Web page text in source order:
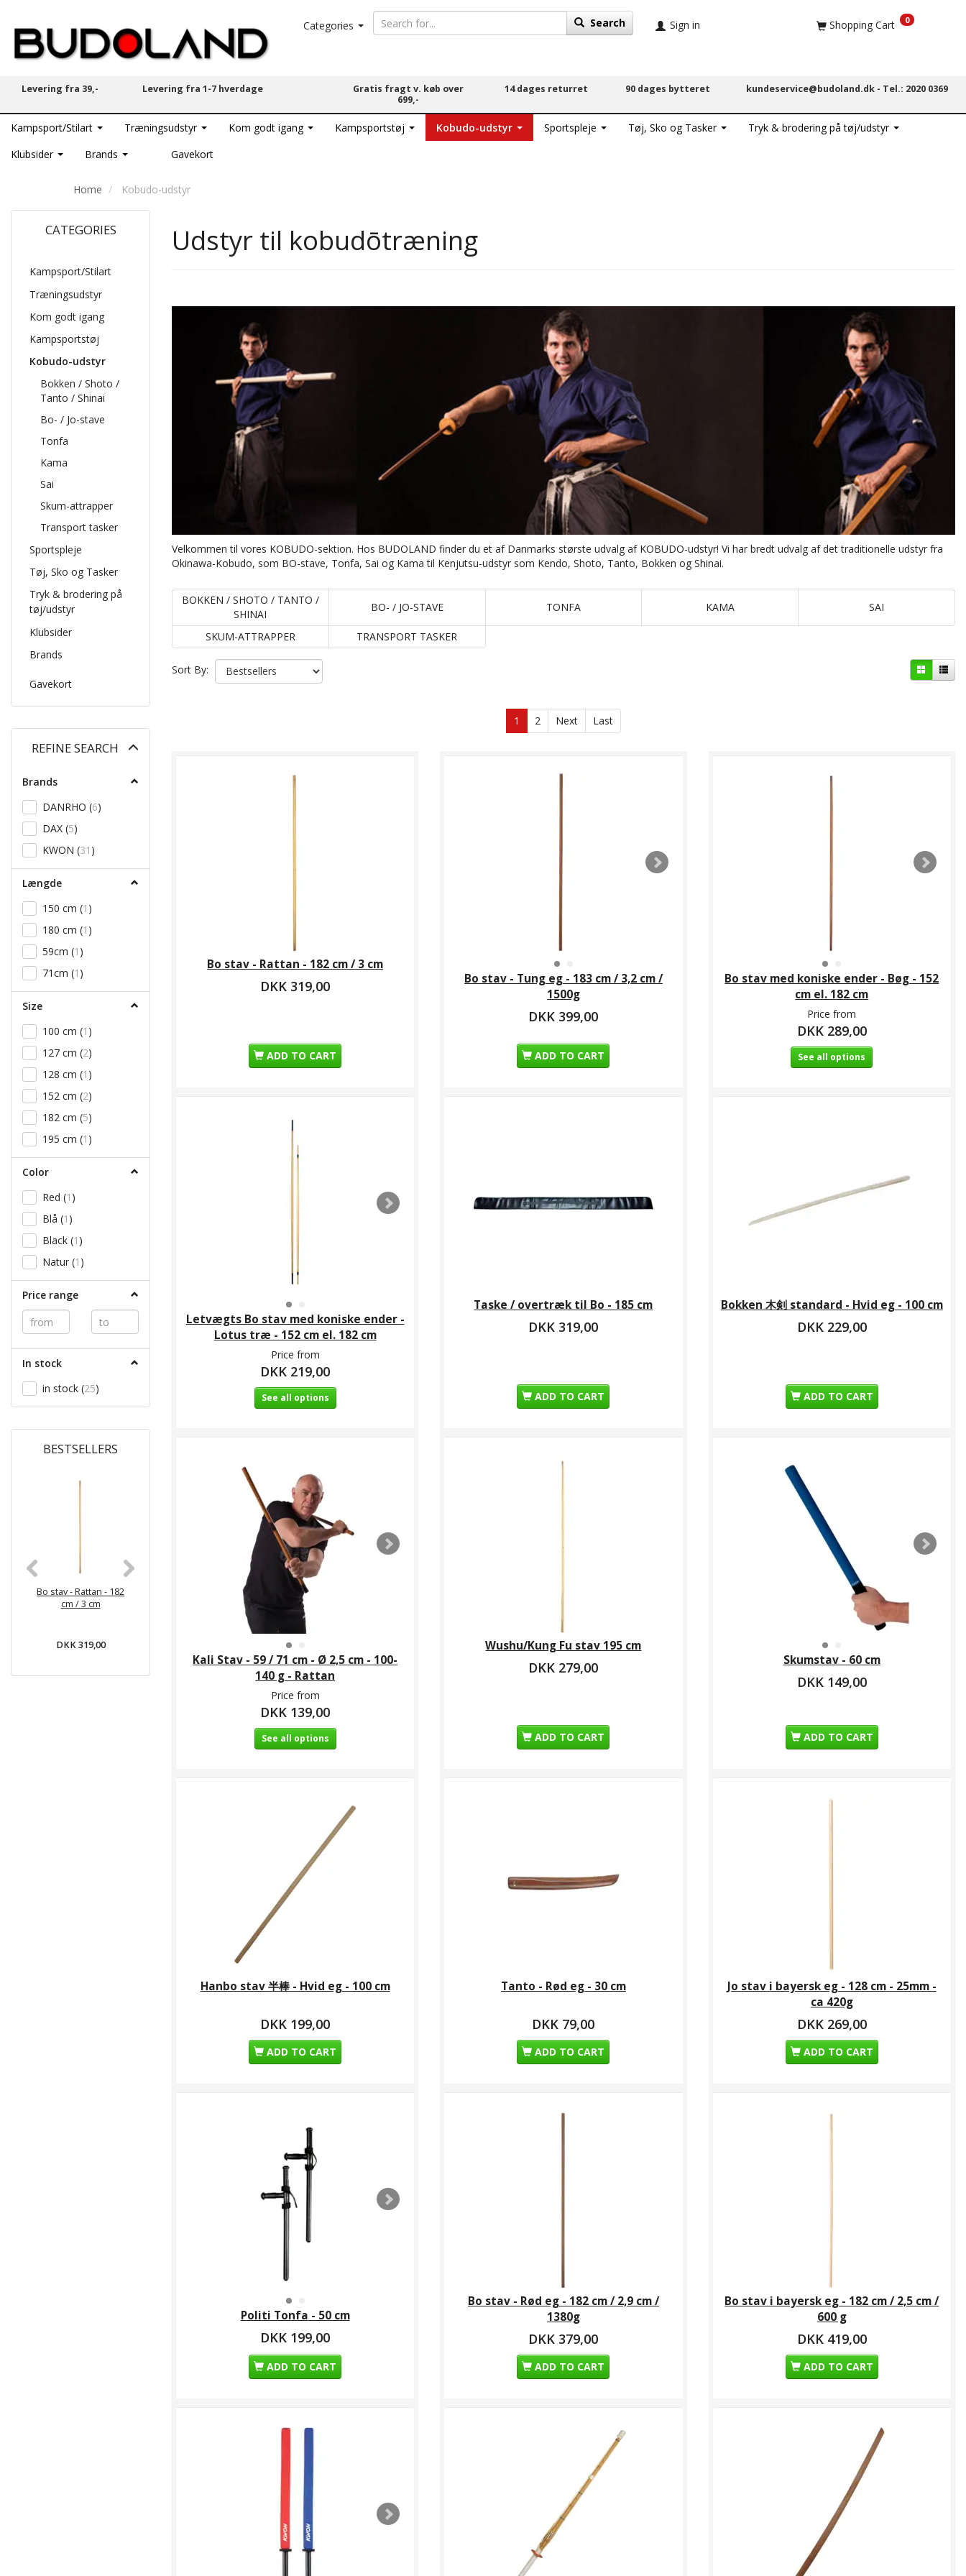
Categories Search Sign in Shopping Cart 0
Levering fra 39,- Levering fra 1-7 hverdage
Gratis fragt v. køb over
699,-
14 dages returret 90 dages bytteret kundeservice@budoland.dk - Tel.: 2020 0369
Kampsport/Stilart Træningsudstyr Kom godt igang Kampsportstøj Kobudo-udstyr Sportspleje Tøj, Sko og Tasker
Tryk & brodering på tøj/udstyr
Klubsider
Brands Gavekort
Home Kobudo-udstyr
CATEGORIES
Kampsport/Stilart
Træningsudstyr
Kom godt igang
Kampsportstøj
Kobudo-udstyr
Bokken / Shoto /
Tanto / Shinai
Bo- / Jo-stave
Tonfa
Kama
Sai
Skum-attrapper
Transport tasker
Sportspleje
Tøj, Sko og Tasker
Tryk & brodering på
tøj/udstyr
Klubsider
Brands
Gavekort
REFINE SEARCH
Brands
DANRHO (6)
DAX (5)
KWON (31 )
Længde
150 cm (1 )
180 cm (1 )
59cm (1 )
71cm (1 )
Size
100 cm (1 )
127 cm (2)
128 cm (1 )
152 cm (2)
182 cm (5)
195 cm (1 )
Color
Red (1 )
Blå (1 )
Black (1 )
Natur (1 )
Price range
In stock
in stock (25)
BESTSELLERS
Bo stav - Rattan - 182
cm / 3 cm
DKK 319,00
Bo stav - Tung eg - 183
Bo stav med koniske
ender - Bøg - 152 cm
el. 182 cm
DKK 289,00 DKK 319,00 DKK 229,00
Udstyr til kobudōtræning
Velkommen til vores KOBUDO-sektion. Hos BUDOLAND finder du et af Danmarks største udvalg af KOBUDO-udstyr! Vi har bredt udvalg af det traditionelle udstyr fra
Okinawa-Kobudo, som BO-stave, Tonfa, Sai og Kama til Kenjutsu-udstyr som Kendo, Shoto, Tanto, Bokken og Shinai.
BOKKEN / SHOTO / TANTO /
SHINAI
BO- / JO-STAVE TONFA KAMA SAI
SKUM-ATTRAPPER TRANSPORT TASKER
Sort By:
1 2 Next Last
Bo stav - Rattan - 182 cm / 3 cm
DKK 319,00
ADD TO CART
Bo stav - Tung eg - 183 cm / 3,2 cm /
1500g
DKK 399,00
ADD TO CART
Bo stav med koniske ender - Bøg - 152
cm el. 182 cm
Price from
DKK 289,00
See all options
Letvægts Bo stav med koniske ender -
Lotus træ - 152 cm el. 182 cm
Price from
DKK 219,00
See all options
Taske / overtræk til Bo - 185 cm
DKK 319,00
ADD TO CART
Bokken 木剣 standard - Hvid eg - 100 cm
DKK 229,00
ADD TO CART
Kali Stav - 59 / 71 cm - Ø 2,5 cm - 100-
140 g - Rattan
Price from
DKK 139,00
See all options
Wushu/Kung Fu stav 195 cm
DKK 279,00
ADD TO CART
Skumstav - 60 cm
DKK 149,00
ADD TO CART
Hanbo stav 半棒 - Hvid eg - 100 cm
DKK 199,00
ADD TO CART
Tanto - Rød eg - 30 cm
DKK 79,00
ADD TO CART
Jo stav i bayersk eg - 128 cm - 25mm -
ca 420g
DKK 269,00
ADD TO CART
Politi Tonfa - 50 cm
DKK 199,00
ADD TO CART
Bo stav - Rød eg - 182 cm / 2,9 cm /
1380g
DKK 379,00
ADD TO CART
Bo stav i bayersk eg - 182 cm / 2,5 cm /
600 g
DKK 419,00
ADD TO CART